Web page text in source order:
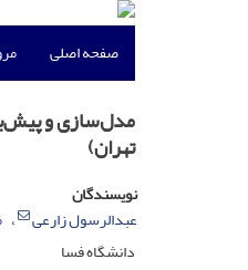
صفحه اصلی
تهران)
نویسندگان
عبدالرسول زارعی
دانشگاه فسا